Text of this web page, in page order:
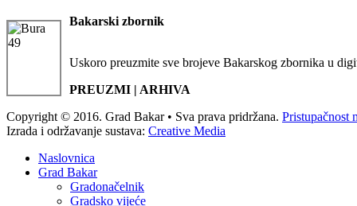
Bakarski zbornik
Uskoro preuzmite sve brojeve Bakarskog zbornika u
PREUZMI | ARHIVA
Copyright © 2016. Grad Bakar • Sva prava pridržana. Pristupačnost
Izrada i održavanje sustava: Creative Media
Naslovnica
Grad Bakar
Gradonačelnik
Gradsko vijeće